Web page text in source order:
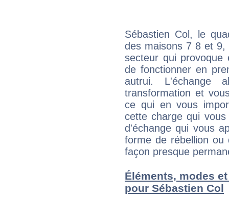
Sébastien Col, le
des maisons 7 8 et
secteur qui provoque
de fonctionner en
autrui. L'échange
transformation et
ce qui en vous
cette charge qui
d'échange qui vous
forme de rébellion ou
façon presque
Éléments, modes
pour Sébastien Col